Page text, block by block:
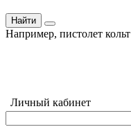
Найти
Например, пистолет кольт
Личный кабинет